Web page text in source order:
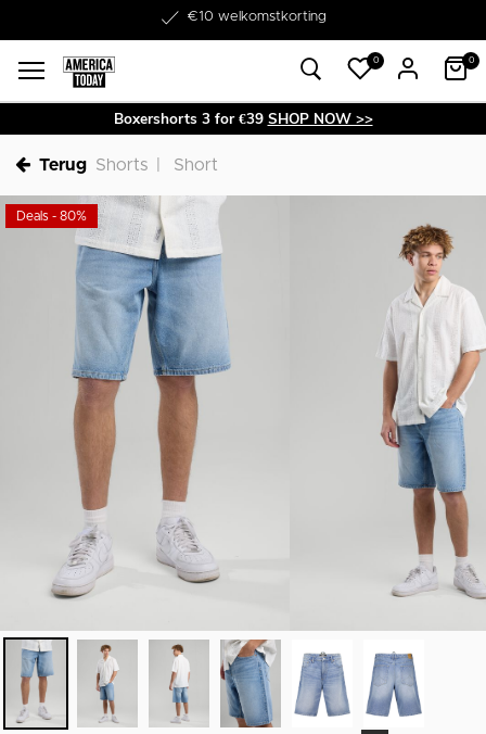
€10 welkomstkorting
Word lid van onze Member Club!
0 0
Boxershorts 3 for €39 SHOP NOW >>
Terug Shorts Short
Deals - 80%